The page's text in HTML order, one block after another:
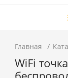
Главная
WiFi